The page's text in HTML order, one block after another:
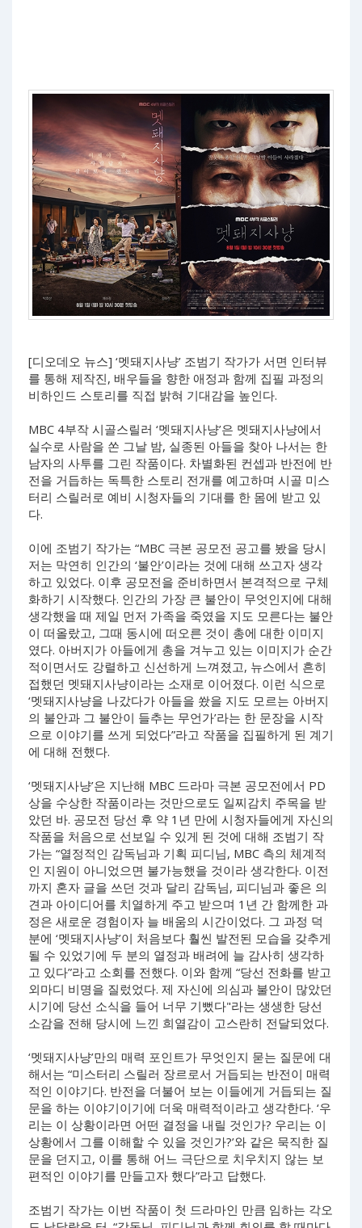
[디오데오 뉴스] ‘멧돼지사냥’ 조범기 작가가 서면 인터뷰
를 통해 제작진, 배우들을 향한 애정과 함께 집필 과정의
비하인드 스토리를 직접 밝혀 기대감을 높인다.
MBC 4부작 시골스릴러 ‘멧돼지사냥’은 멧돼지사냥에서
실수로 사람을 쏜 그날 밤, 실종된 아들을 찾아 나서는 한
남자의 사투를 그린 작품이다. 차별화된 컨셉과 반전에 반
전을 거듭하는 독특한 스토리 전개를 예고하며 시골 미스
터리 스릴러로 예비 시청자들의 기대를 한 몸에 받고 있
다.
이에 조범기 작가는 “MBC 극본 공모전 공고를 봤을 당시
저는 막연히 인간의 ‘불안’이라는 것에 대해 쓰고자 생각
하고 있었다. 이후 공모전을 준비하면서 본격적으로 구체
화하기 시작했다. 인간의 가장 큰 불안이 무엇인지에 대해
생각했을 때 제일 먼저 가족을 죽였을 지도 모른다는 불안
이 떠올랐고, 그때 동시에 떠오른 것이 총에 대한 이미지
였다. 아버지가 아들에게 총을 겨누고 있는 이미지가 순간
적이면서도 강렬하고 신선하게 느껴졌고, 뉴스에서 흔히
접했던 멧돼지사냥이라는 소재로 이어졌다. 이런 식으로
‘멧돼지사냥을 나갔다가 아들을 쐈을 지도 모르는 아버지
의 불안과 그 불안이 들추는 무언가’라는 한 문장을 시작
으로 이야기를 쓰게 되었다”라고 작품을 집필하게 된 계기
에 대해 전했다.
‘멧돼지사냥’은 지난해 MBC 드라마 극본 공모전에서 PD
상을 수상한 작품이라는 것만으로도 일찌감치 주목을 받
았던 바. 공모전 당선 후 약 1년 만에 시청자들에게 자신의
작품을 처음으로 선보일 수 있게 된 것에 대해 조범기 작
가는 “열정적인 감독님과 기획 피디님, MBC 측의 체계적
인 지원이 아니었으면 불가능했을 것이라 생각한다. 이전
까지 혼자 글을 쓰던 것과 달리 감독님, 피디님과 좋은 의
견과 아이디어를 치열하게 주고 받으며 1년 간 함께한 과
정은 새로운 경험이자 늘 배움의 시간이었다. 그 과정 덕
분에 ‘멧돼지사냥’이 처음보다 훨씬 발전된 모습을 갖추게
될 수 있었기에 두 분의 열정과 배려에 늘 감사히 생각하
고 있다”라고 소회를 전했다. 이와 함께 “당선 전화를 받고
외마디 비명을 질렀었다. 제 자신에 의심과 불안이 많았던
시기에 당선 소식을 들어 너무 기뻤다"라는 생생한 당선
소감을 전해 당시에 느낀 희열감이 고스란히 전달되었다.
‘멧돼지사냥’만의 매력 포인트가 무엇인지 묻는 질문에 대
해서는 “미스터리 스릴러 장르로서 거듭되는 반전이 매력
적인 이야기다. 반전을 더불어 보는 이들에게 거듭되는 질
문을 하는 이야기이기에 더욱 매력적이라고 생각한다. ‘우
리는 이 상황이라면 어떤 결정을 내릴 것인가? 우리는 이
상황에서 그를 이해할 수 있을 것인가?’와 같은 묵직한 질
문을 던지고, 이를 통해 어느 극단으로 치우치지 않는 보
편적인 이야기를 만들고자 했다”라고 답했다.
조범기 작가는 이번 작품이 첫 드라마인 만큼 임하는 각오